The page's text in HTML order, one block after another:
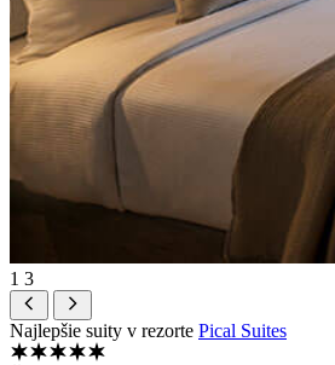
1 3
Najlepšie suity v rezorte Pical Suites